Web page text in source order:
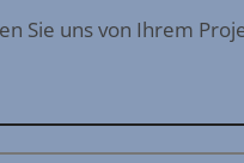
Sie uns von Ihrem